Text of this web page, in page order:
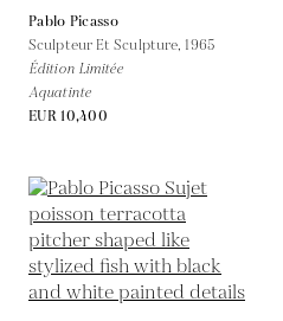
Pablo Picasso
Sculpteur Et Sculpture,1965
Édition Limitée
Aquatinte
EUR 10,400